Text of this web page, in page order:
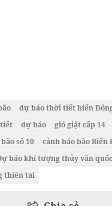
dự báo thời tiết biển
dự báo gió giật cấp 14
số 10
cảnh báo bão Biển
báo khí tượng thủy văn
thiên tai